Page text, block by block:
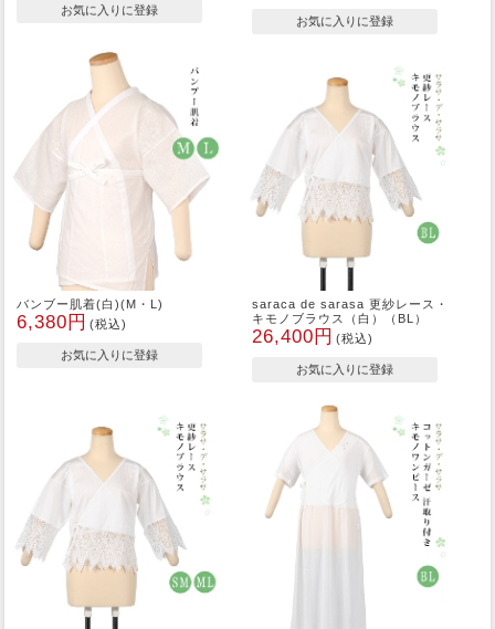
バンブー肌着(白)(M・L)
6,380円 (税込)
saraca de sarasa 更紗レース・
キモノブラウス（白）（BL）
26,400円 (税込)